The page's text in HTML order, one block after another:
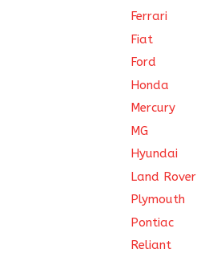
Ferrari
Fiat
Ford
Honda
Mercury
MG
Hyundai
Land Rover
Plymouth
Pontiac
Reliant